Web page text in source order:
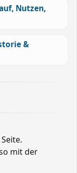
Nutzen,
&
mit der